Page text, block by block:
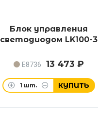
Блок управления
светодиодом LK100-3
E8736 13 473 ₽
1 шт. КУПИТЬ